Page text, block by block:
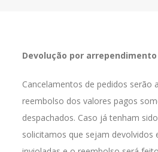
Devolução por arrependimento
Cancelamentos de pedidos serão
reembolso dos valores pagos
despachados. Caso já tenham
solicitamos que sejam devolvidos